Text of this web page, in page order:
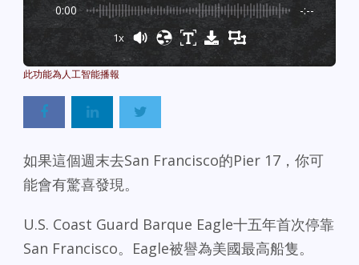
0:00 -:--
1x
如果這個週末去San Francisco的Pier 17，你可
能會有驚喜發現。
U.S. Coast Guard Barque Eagle十五年首次停靠
San Francisco。Eagle被譽為美國最高船隻。